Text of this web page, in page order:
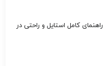
کامل استایل و راحتی در